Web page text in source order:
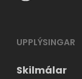
UPPLÝSINGAR
Skilmálar